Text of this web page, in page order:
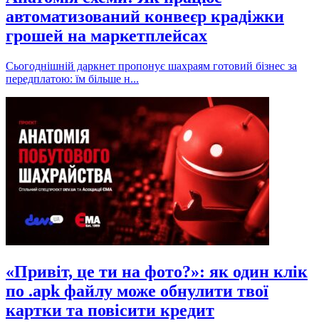
автоматизований конвеєр крадіжки
грошей на маркетплейсах
Сьогоднішній даркнет пропонує шахраям готовий бізнес за
передплатою: їм більше н...
«Привіт, це ти на фото?»: як один клік
по .apk файлу може обнулити твої
картки та повісити кредит